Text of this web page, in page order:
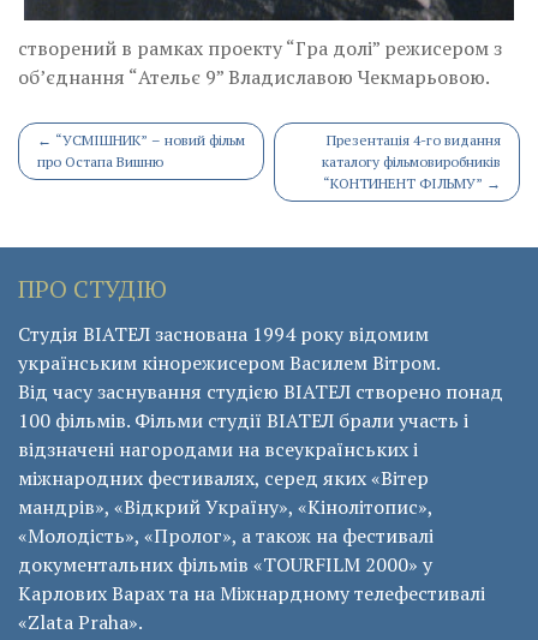
створений в рамках проекту “Гра долі” режисером з
об’єднання “Ательє 9” Владиславою Чекмарьовою.
Post
navigation
← “УСМІШНИК” – новий фільм
про Остапа Вишню
Презентація 4-го видання
каталогу фільмовиробників
“КОНТИНЕНТ ФІЛЬМУ” →
ПРО СТУДІЮ
Студія ВІАТЕЛ заснована 1994 року відомим
українським кінорежисером Василем Вітром.
Від часу заснування студією ВІАТЕЛ створено понад
100 фільмів. Фільми студії ВІАТЕЛ брали участь і
відзначені нагородами на всеукраїнських і
міжнародних фестивалях, серед яких «Вітер
мандрів», «Відкрий Україну», «Кінолітопис»,
«Молодість», «Пролог», а також на фестивалі
документальних фільмів «ТОURFILM 2000» у
Карлових Варах та на Міжнардному телефестивалі
«Zlata Praha».